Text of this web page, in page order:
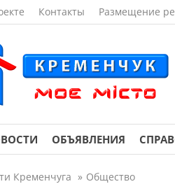
Контакты Размещение
ОБЪЯВЛЕНИЯ
Кременчуга » Общество